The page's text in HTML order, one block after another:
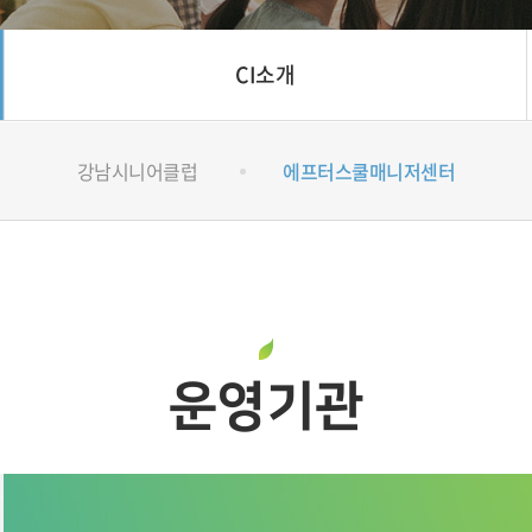
강남시니어클럽 에프터스쿨매니저센터
CI소개
운영기관